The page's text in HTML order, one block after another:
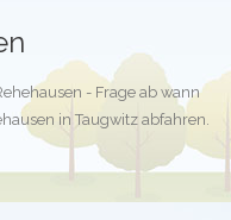
- Frage ab wann
in Taugwitz abfahren.